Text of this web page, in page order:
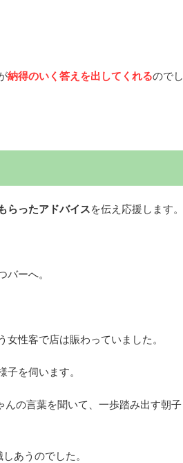
納得のいく答えを出してくれるのでし
らったアドバイスを伝え応援します。
ーへ。
性客で店は賑わっていました。
を伺います。
んの言葉を聞いて、一歩踏み出す朝子
しあうのでした。